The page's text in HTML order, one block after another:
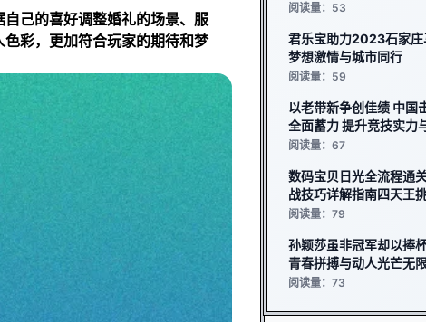
己的喜好调整婚礼的场景、服
彩，更加符合玩家的期待和梦
阅读量：53
君乐宝助力2023石家庄
梦想激情与城市同行
阅读量：59
以老带新争创佳绩 中国
全面蓄力 提升竞技实力
阅读量：67
数码宝贝日光全流程通
战技巧详解指南四天王
阅读量：79
孙颖莎虽非冠军却以捧
青春拼搏与动人光芒无
阅读量：73